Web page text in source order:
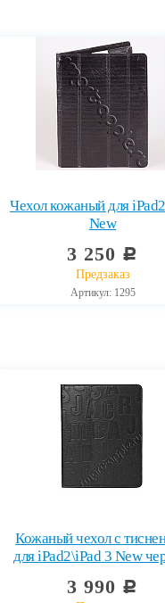
Чехол кожаный для
New
3 250 c
Предзаказ
Артикул: 1295
Кожаный чехол с
для iPad2\iPad 3 New
3 990 c